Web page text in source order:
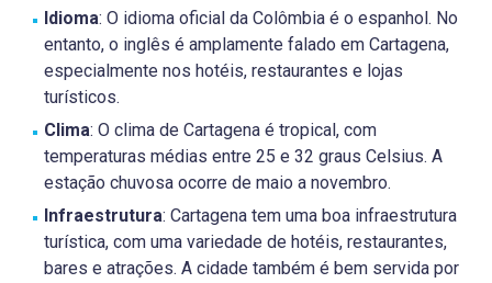
Idioma: O idioma oficial da Colômbia é o espanhol. No
entanto, o inglês é amplamente falado em Cartagena,
especialmente nos hotéis, restaurantes e lojas
turísticos.
Clima: O clima de Cartagena é tropical, com
temperaturas médias entre 25 e 32 graus Celsius. A
estação chuvosa ocorre de maio a novembro.
Infraestrutura: Cartagena tem uma boa infraestrutura
turística, com uma variedade de hotéis, restaurantes,
bares e atrações. A cidade também é bem servida por